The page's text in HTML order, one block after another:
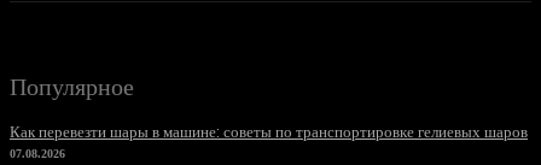
Популярное
Как перевезти шары в машине: советы по транспортировке гелиевых шаров
07.08.2026